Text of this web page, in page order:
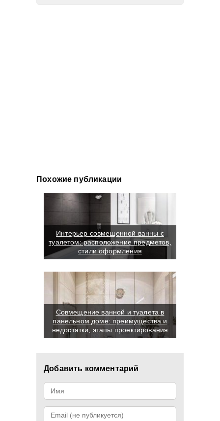
Похожие публикации
Интерьер совмещенной ванны с
туалетом: расположение предметов,
стили оформления
Совмещение ванной и туалета в
панельном доме: преимущества и
недостатки, этапы проектирования
Добавить комментарий